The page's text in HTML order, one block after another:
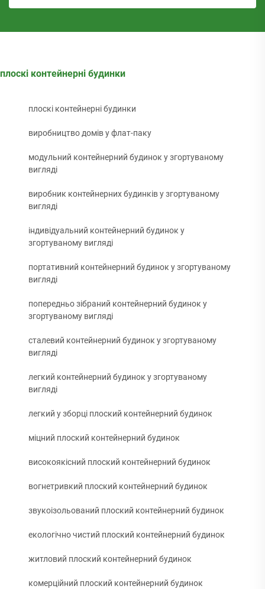
плоскі контейнерні будинки
плоскі контейнерні будинки
виробництво домів у флат-паку
модульний контейнерний будинок у згортуваному
вигляді
виробник контейнерних будинків у згортуваному
вигляді
індивідуальний контейнерний будинок у
згортуваному вигляді
портативний контейнерний будинок у згортуваному
вигляді
попередньо зібраний контейнерний будинок у
згортуваному вигляді
сталевий контейнерний будинок у згортуваному
вигляді
легкий контейнерний будинок у згортуваному
вигляді
легкий у зборці плоский контейнерний будинок
міцний плоский контейнерний будинок
високоякісний плоский контейнерний будинок
вогнетривкий плоский контейнерний будинок
звукоізольований плоский контейнерний будинок
екологічно чистий плоский контейнерний будинок
житловий плоский контейнерний будинок
комерційний плоский контейнерний будинок